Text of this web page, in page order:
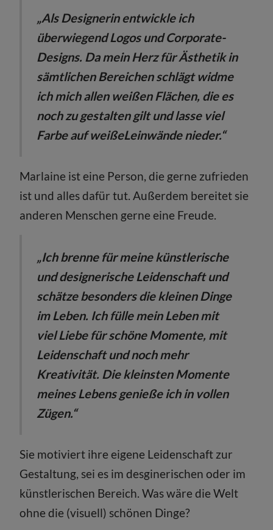
„Als Designerin entwickle ich
überwiegend Logos und Corporate-
Designs. Da mein Herz für Ästhetik in
sämtlichen Bereichen schlägt widme
ich mich allen weißen Flächen, die es
noch zu gestalten gilt und lasse viel
Farbe auf weißeLeinwände nieder.“
Marlaine ist eine Person, die gerne zufrieden
ist und alles dafür tut. Außerdem bereitet sie
anderen Menschen gerne eine Freude.
„Ich brenne für meine künstlerische
und designerische Leidenschaft und
schätze besonders die kleinen Dinge
im Leben. Ich fülle mein Leben mit
viel Liebe für schöne Momente, mit
Leidenschaft und noch mehr
Kreativität. Die kleinsten Momente
meines Lebens genieße ich in vollen
Zügen.“
Sie motiviert ihre eigene Leidenschaft zur
Gestaltung, sei es im desginerischen oder im
künstlerischen Bereich. Was wäre die Welt
ohne die (visuell) schönen Dinge?